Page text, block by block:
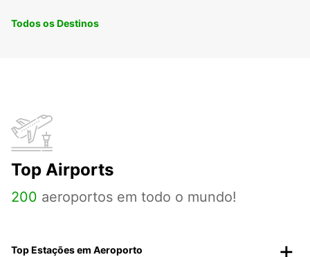
Todos os Destinos
Top Airports
200 aeroportos em todo o mundo!
Top Estações em Aeroporto